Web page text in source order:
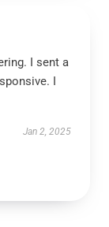
I sent a
I
Jan 2, 2025